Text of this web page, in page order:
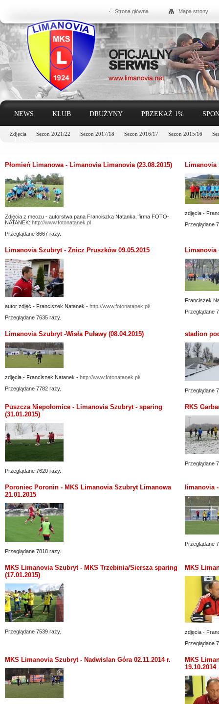
Strona główna Mapa strony
NEWS KLUB DRUŻYNY PRZEKAŻ 1%
Zdjęcia Sezon 2021/22 Sezon 2017/18 Sezon 2016/17 Sezon 2015/16
LINKI
Płomień Limanowa - Limanovia Limanovia (23.08.2015)
Zdjęcia z meczu - autorstwa pana Franciszka Natanka, firma FOTO-
NATANEK: http://www.fotonatanek.pl
Przeglądane 8667 razy.
Limanovia
zdjęcia -
Przeglądane
Limanovia Szubryt - Znicz Pruszków 09.05.2015
autor zdjęć - Franciszek Natanek - http://www.fotonatanek.pl/
Przeglądane 7635 razy.
Limanovia
Franciszek
Przeglądane
Limanovia Szubryt -Wisła Puławy (08.04.2015)
zdjęcia - Franciszek Natanek - http://www.fotonatanek.pl/
Przeglądane 7782 razy.
stadion
Przeglądane
Puszcza Niepołomice - Limanovia Szubryt - sparing
(31.01.2015)
Przeglądane 7620 razy.
RKS
Przeglądane
Poroniec Poronin - MKS Limanovia Szubryt Limanowa
21.01.2015
Przeglądane 7818 razy.
limanovia
Przeglądane
MKS Limanovia Szubryt - MKS Trzebinia/Siersza sparing
(17.01.2015)
Przeglądane 7539 razy.
MKS
zdjęcia -
Przeglądane
MKS Limanovia Szubryt - Nadwislan Góra 02.11.2014 r.
MKS
19.10.2014